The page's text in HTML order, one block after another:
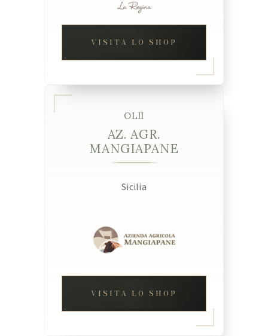
VISITA LO SHOP
OLII
AZ. AGR.
MANGIAPANE
Sicilia
VISITA LO SHOP